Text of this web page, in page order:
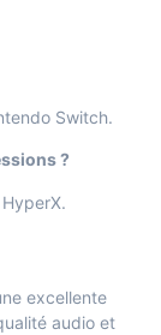
Switch.
?
excellente
audio et